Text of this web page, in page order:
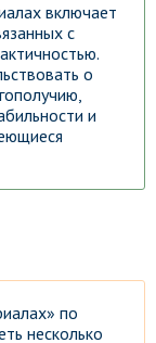
включает
с
о
и
по
несколько